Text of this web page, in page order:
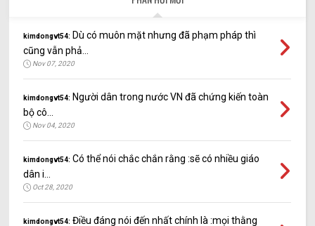
kimdongvt54: Dù có muôn mặt nhưng đã phạm pháp thì
cũng vẫn phả...
Nov 07, 2020
kimdongvt54: Người dân trong nước VN đã chứng kiến toàn
bộ cô...
Nov 04, 2020
kimdongvt54: Có thể nói chắc chắn rằng :sẽ có nhiều giáo
dân i...
Oct 28, 2020
kimdongvt54: Điều đáng nói đến nhất chính là :mọi thằng